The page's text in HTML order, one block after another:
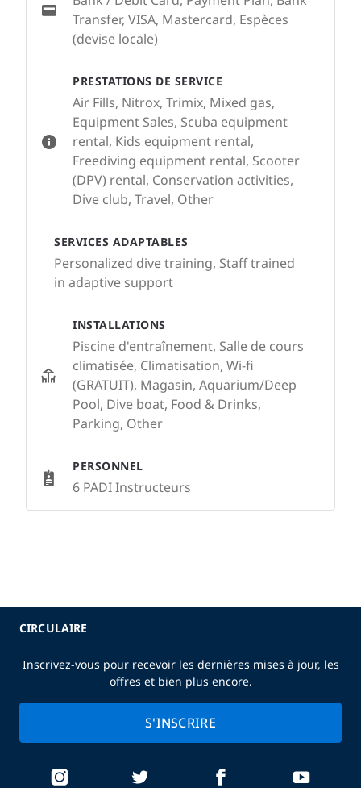
PRESTATIONS DE SERVICE
Air Fills, Nitrox, Trimix, Mixed gas,
Equipment Sales, Scuba equipment
rental, Kids equipment rental,
Freediving equipment rental, Scooter
(DPV) rental, Conservation activities,
Dive club, Travel, Other
SERVICES ADAPTABLES
Personalized dive training, Staff trained
in adaptive support
INSTALLATIONS
Piscine d'entraînement, Salle de cours
climatisée, Climatisation, Wi-fi
(GRATUIT), Magasin, Aquarium/Deep
Pool, Dive boat, Food & Drinks,
Parking, Other
PERSONNEL
6 PADI Instructeurs
Transfer, VISA, Mastercard, Espèces
(devise locale)
CIRCULAIRE
Inscrivez-vous pour recevoir les dernières mises à jour, les
offres et bien plus encore.
S'INSCRIRE